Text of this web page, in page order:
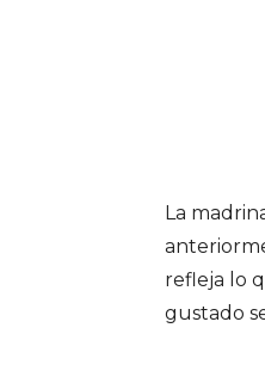
La
refleja lo
gustado